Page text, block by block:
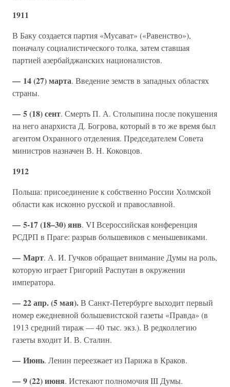
1911
В Баку создается партия «Мусават» («Равенство»),
поначалу социалистического толка, затем ставшая
партией азербайджанских националистов.
— 14 (27) марта. Введение земств в западных областях
страны.
— 5 (18) сент. Смерть П. А. Столыпина после покушения
на него анархиста Д. Богрова, который в то же время был
агентом Охранного отделения. Председателем Совета
министров назначен В. Н. Коковцов.
1912
Польша: присоединение к собственно России Холмской
области как исконно русской и православной.
— 5-17 (18–30) янв. VI Всероссийская конференция
РСДРП в Праге: разрыв большевиков с меньшевиками.
— Март. А. И. Гучков обращает внимание Думы на роль,
которую играет Григорий Распутан в окружении
императора.
— 22 апр. (5 мая).В Санкт-Петербурге выходит первый
номер ежедневной большевистской газеты «Правда» (в
1913 средний тираж — 40 тыс. экз.). В редколлегию
газеты входит И. В. Сталин.
— Июнь. Ленин переезжает из Парижа в Краков.
— 9 (22) июня. Истекают полномочия III Думы.